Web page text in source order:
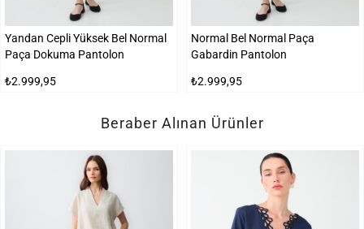
Yandan Cepli Yüksek Bel Normal
Paça Dokuma Pantolon
₺2.999,95
Normal Bel Normal Paça
Gabardin Pantolon
₺2.999,95
Beraber Alınan Ürünler